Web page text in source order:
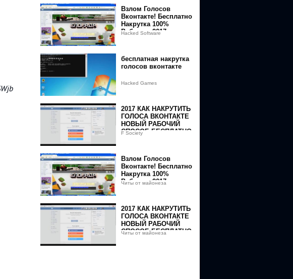
Взлом Голосов
Вконтакте! Бесплатно
Накрутка 100%
Работает 2017
Hacked Software
бесплатная накрутка
голосов вконтакте
Hacked Games
2017 КАК НАКРУТИТЬ
ГОЛОСА ВКОНТАКТЕ
НОВЫЙ РАБОЧИЙ
СПОСОБ БЕСПЛАТНО
F Society
Взлом Голосов
Вконтакте! Бесплатно
Накрутка 100%
Работает 2017
Читы от майонеза
2017 КАК НАКРУТИТЬ
ГОЛОСА ВКОНТАКТЕ
НОВЫЙ РАБОЧИЙ
СПОСОБ БЕСПЛАТНО
Читы от майонеза